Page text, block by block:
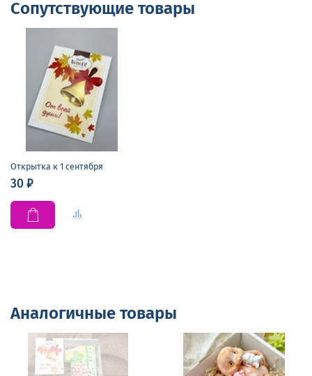
Сопутствующие товары
Открытка к 1 сентября
30 ₽
Аналогичные товары